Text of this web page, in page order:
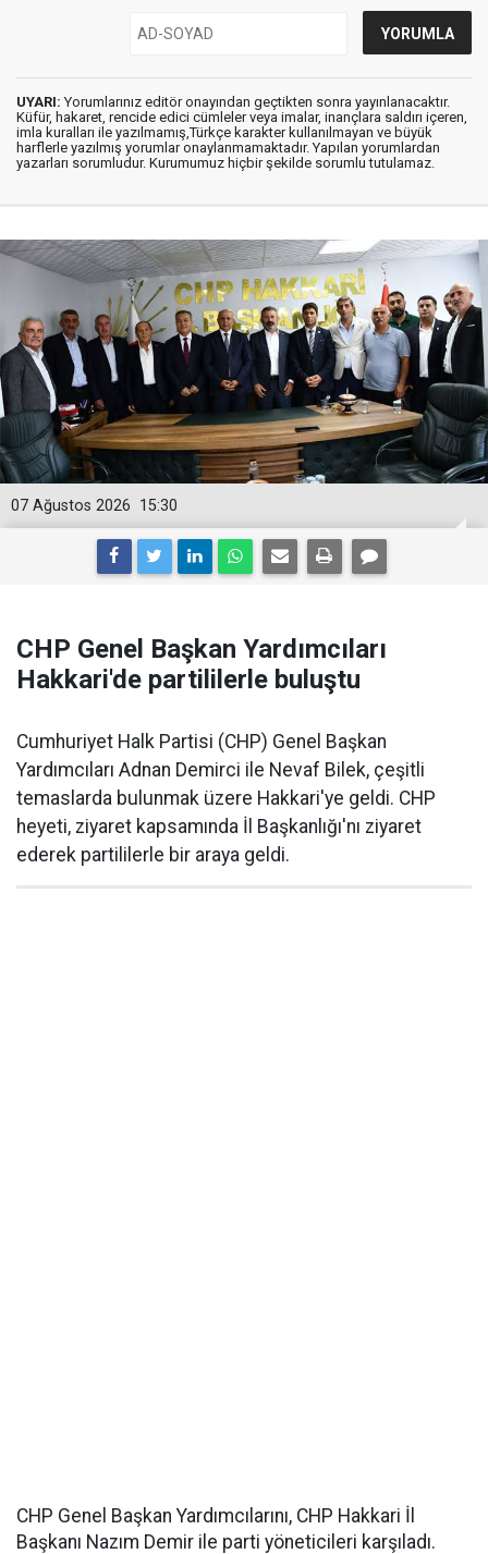
UYARI: Yorumlarınız editör onayından geçtikten sonra yayınlanacaktır.
Küfür, hakaret, rencide edici cümleler veya imalar, inançlara saldırı içeren,
imla kuralları ile yazılmamış,Türkçe karakter kullanılmayan ve büyük
harflerle yazılmış yorumlar onaylanmamaktadır. Yapılan yorumlardan
yazarları sorumludur. Kurumumuz hiçbir şekilde sorumlu tutulamaz.
15:30
07 Ağustos 2026
CHP Genel Başkan Yardımcıları
Hakkari'de partililerle buluştu
Cumhuriyet Halk Partisi (CHP) Genel Başkan
Yardımcıları Adnan Demirci ile Nevaf Bilek, çeşitli
temaslarda bulunmak üzere Hakkari'ye geldi. CHP
heyeti, ziyaret kapsamında İl Başkanlığı'nı ziyaret
ederek partililerle bir araya geldi.
CHP Genel Başkan Yardımcılarını, CHP Hakkari İl
Başkanı Nazım Demir ile parti yöneticileri karşıladı.